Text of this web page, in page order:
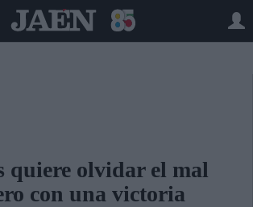
quiere olvidar el mal
con una victoria